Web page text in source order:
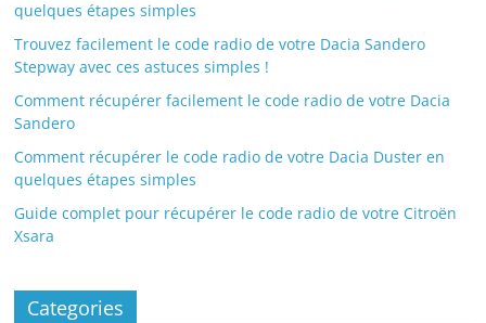
quelques étapes simples
Trouvez facilement le code radio de votre Dacia Sandero
Stepway avec ces astuces simples !
Comment récupérer facilement le code radio de votre Dacia
Sandero
Comment récupérer le code radio de votre Dacia Duster en
quelques étapes simples
Guide complet pour récupérer le code radio de votre Citroën
Xsara
Categories